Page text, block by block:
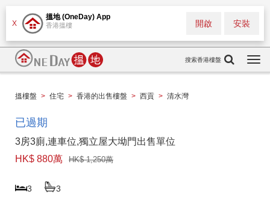
X
搵地 (OneDay) App
香港搵樓 安裝
開啟
搜索香港樓盤
搵樓盤 > 住宅 > 香港的出售樓盤 > 西貢 > 清水灣
已過期
3房3廁,連車位,獨立屋大坳門出售單位
HK$ 880萬
HK$ 1,250萬
3 3